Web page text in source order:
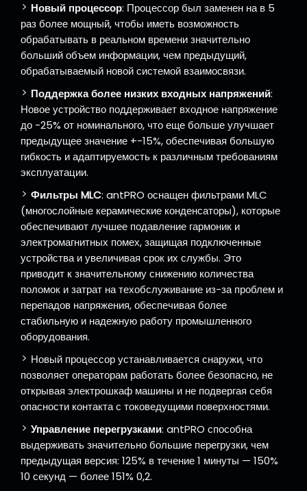
Новый процессор: Процессор был заменен на в 5
раз более мощный, чтобы иметь возможность
обрабатывать в реальном времени значительно
больший объем информации, чем предыдущий,
обрабатываемый новой системой взаимосвязи.
Поддержка более низких входных напряжений:
Новое устройство поддерживает входное напряжение
до -25% от номинального, что еще больше улучшает
предыдущее значение +-15%, обеспечивая большую
гибкость и адаптируемость к различным требованиям
эксплуатации.
Фильтры MLC: antPRO оснащен фильтрами MLC
(многослойные керамические конденсаторы), которые
обеспечивают лучшее подавление гармоник и
электромагнитных помех, защищая подключенные
устройства и увеличивая срок их службы. Это
приводит к значительному снижению количества
поломок и затрат на техобслуживание из-за проблем и
перепадов напряжения, обеспечивая более
стабильную и надежную работу промышленного
оборудования.
Новый процессор устанавливается снаружи, что
позволяет операторам работать более безопасно, не
открывая электрошкаф машины и не подвергая себя
опасности контакта с токоведущими поверхностями.
Управление перегрузками: antPRO способна
выдерживать значительно большие перегрузки, чем
предыдущая версия: 125% в течение 1 минуты — 150%
10 секунд — более 151% 0,2.